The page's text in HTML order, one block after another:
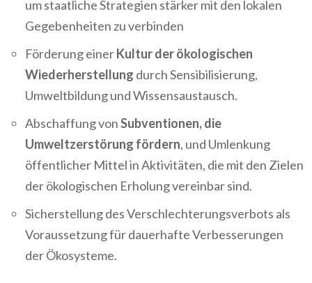
um staatliche Strategien stärker mit den lokalen
Gegebenheiten zu verbinden
Förderung einerKultur der ökologischen
Wiederherstellung durch Sensibilisierung,
Umweltbildung und Wissensaustausch.
Abschaffung vonSubventionen, die
Umweltzerstörung fördern, und Umlenkung
öffentlicher Mittel in Aktivitäten, die mit den Zielen
der ökologischen Erholung vereinbar sind.
Sicherstellung des Verschlechterungsverbots als
Voraussetzung für dauerhafte Verbesserungen
der Ökosysteme.